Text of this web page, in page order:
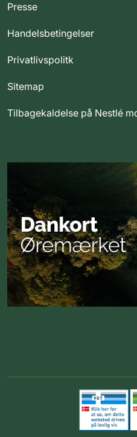
Presse
Handelsbetingelser
Privatlivspolitk
Sitemap
Tilbagekaldelse på Nestlé